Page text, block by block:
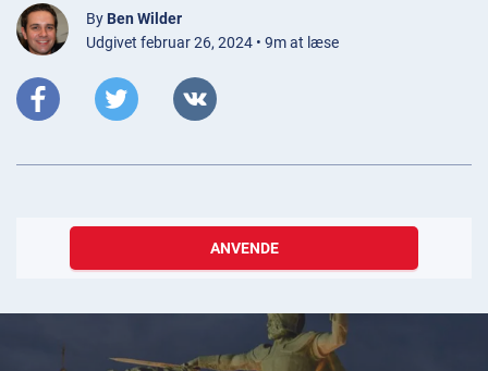
By Ben Wilder
Udgivet februar 26, 2024 • 9m at læse
ANVENDE